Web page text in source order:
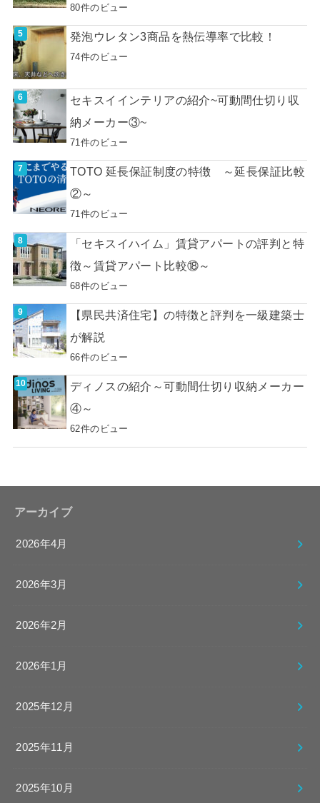
80件のビュー
発泡ウレタン3商品を熱伝導率で比較！
74件のビュー
セキスイインテリアの紹介~可動間仕切り収
納メーカー③~
71件のビュー
TOTO 延長保証制度の特徴 ～延長保証比較
②～
71件のビュー
「セキスイハイム」賃貸アパートの評判と特
徴～賃貸アパート比較⑱～
68件のビュー
【県民共済住宅】の特徴と評判を一級建築士
が解説
66件のビュー
ディノスの紹介～可動間仕切り収納メーカー
④～
62件のビュー
アーカイブ
2026年4月
2026年3月
2026年2月
2026年1月
2025年12月
2025年11月
2025年10月